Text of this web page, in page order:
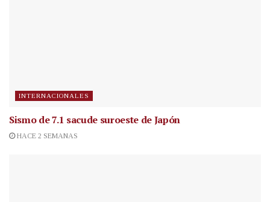
INTERNACIONALES
Sismo de 7.1 sacude suroeste de Japón
HACE 2 SEMANAS